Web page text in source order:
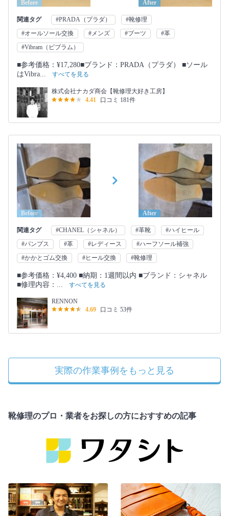
Before After
関連タグ #PRADA（プラダ）
#靴修理
#オールソール交換
#メンズ #ブーツ
#革
#Vibram（ビブラム）
■参考価格：¥17,280■ブランド：PRADA（プラダ） ■ソール
はVibra...
すべてを見る
株式会社ナカダ商会【靴修理大好き工房】
4.41
口コミ 181件
Before After
関連タグ #CHANEL（シャネル） #革靴
#ハイヒール
#パンプス
#革 #レディース
#ハーフソール補強
#かかとゴム交換
#ヒール交換 #靴修理
■参考価格：¥4,400 ■納期：1週間以内 ■ブランド：シャネル
■修理内容：...
すべてを見る
RENNON
4.69
口コミ 53件
実際の作業事例をもっと見る
靴修理のプロ・業者をお探しの方におすすめの記事